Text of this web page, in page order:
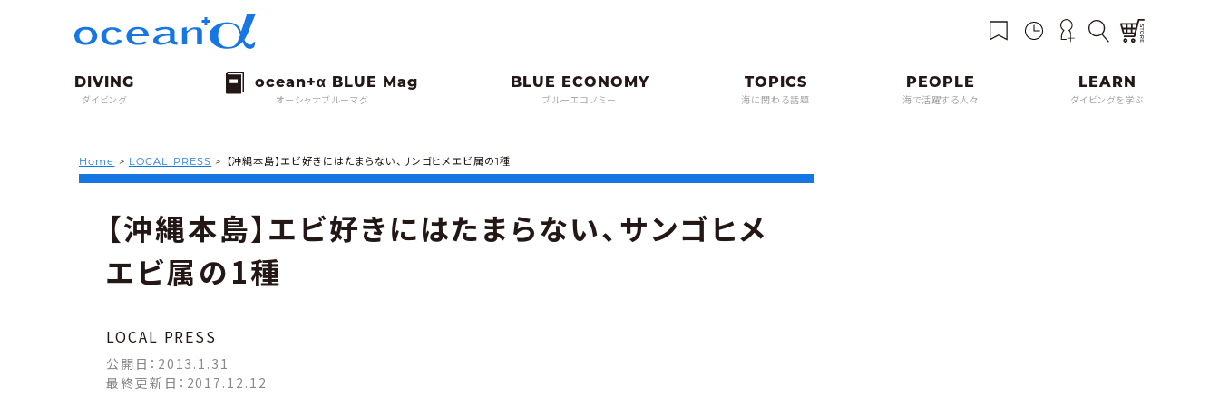
ダイビング オーシャナブルーマグ ブルーエコノミー 海に関わる話題 海で活躍する人々 ダイビングを学ぶ
Home > LOCAL PRESS > 【沖縄本島】エビ好きにはたまらない、サンゴヒメエビ属の1種
【沖縄本島】エビ好きにはたまらない、サンゴヒメ
エビ属の1種
LOCAL PRESS
公開日： 2013.1.31
最終更新日： 2017.12.12